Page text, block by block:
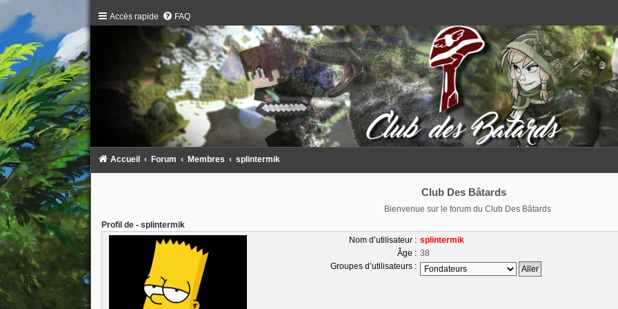
Accès rapide FAQ
Accueil Forum Membres splintermik
Club Des Bâtards
Bienvenue sur le forum du Club Des Bâtards
Profil de - splintermik
Nom d’utilisateur : splintermik
Âge : 38
Groupes d’utilisateurs :